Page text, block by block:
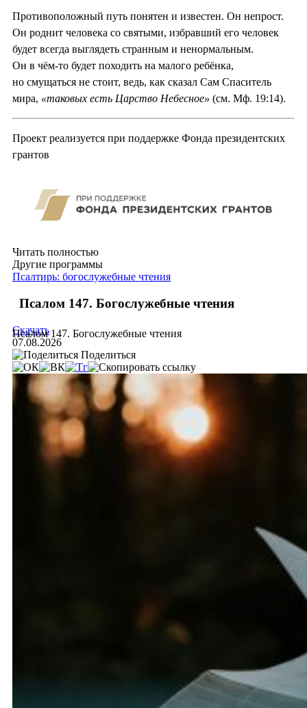
Противоположный путь понятен и известен. Он непрост.
Он роднит человека со святыми, избравший его человек
будет всегда выглядеть странным и ненормальным.
Он в чём-то будет походить на малого ребёнка,
но смущаться не стоит, ведь, как сказал Сам Спаситель
мира, «таковых есть Царство Небесное» (см. Мф. 19:14).
Проект реализуется при поддержке Фонда президентских
грантов
Читать полностью
Другие программы
Псалтирь: богослужебные чтения
Псалом 147. Богослужебные чтения
Псалом 147. Богослужебные чтения
Скачать
07.08.2026
Поделиться